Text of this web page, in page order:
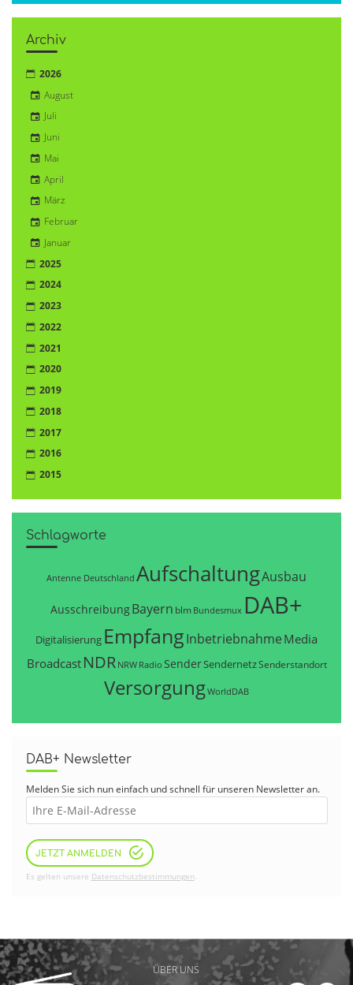
Archiv
2026
August
Juli
Juni
Mai
April
März
Februar
Januar
2025
2024
2023
2022
2021
2020
2019
2018
2017
2016
2015
Schlagworte
Antenne Deutschland AufschaltungAusbau
AusschreibungBayern blm Bundesmux DAB+
Digitalisierung EmpfangInbetriebnahme Media
Broadcast NDR NRW Radio SenderSendernetzSenderstandort
VersorgungWorldDAB
DAB+ Newsletter
Melden Sie sich nun einfach und schnell für unseren Newsletter an.
JETZT ANMELDEN
Es gelten unsere Datenschutzbestimmungen.
ÜBER UNS